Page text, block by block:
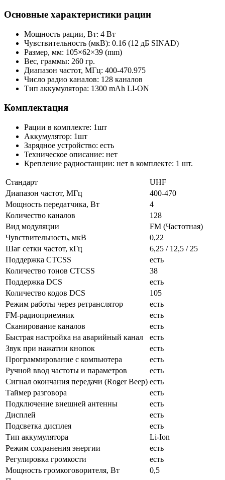
Основные характеристики рации
Мощность рации, Вт: 4 Вт
Чувствительность (мкВ): 0.16 (12 дБ SINAD)
Размер, мм: 105×62×39 (mm)
Вес, граммы: 260 гр.
Диапазон частот, МГц: 400-470.975
Число радио каналов: 128 каналов
Тип аккумулятора: 1300 mAh LI-ON
Комплектация
Рации в комплекте: 1шт
Аккумулятор: 1шт
Зарядное устройство: есть
Техническое описание: нет
Крепление радиостанции: нет в комплекте: 1 шт.
Стандарт
UHF
Диапазон частот, МГц
400-470
Мощность передатчика, Вт
4
Количество каналов
128
Вид модуляции
FM (Частотная)
Чувствительность, мкВ
0,22
Шаг сетки частот, кГц
6,25 / 12,5 / 25
Поддержка CTCSS
есть
Количество тонов CTCSS
38
Поддержка DCS
есть
Количество кодов DCS
105
Режим работы через ретранслятор
есть
FM-радиоприемник
есть
Сканирование каналов
есть
Быстрая настройка на аварийный канал
есть
Звук при нажатии кнопок
есть
Программирование с компьютера
есть
Ручной ввод частоты и параметров
есть
Сигнал окончания передачи (Roger Beep) есть
Таймер разговора
есть
Подключение внешней антенны
есть
Дисплей
есть
Подсветка дисплея
есть
Тип аккумулятора
Li-Ion
Режим сохранения энергии
есть
Регулировка громкости
есть
Мощность громкоговорителя, Вт
0,5